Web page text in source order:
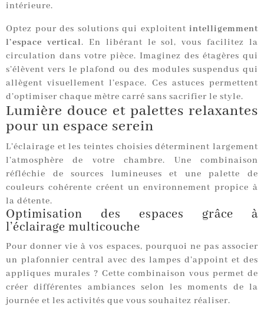
intérieure.
Optez pour des solutions qui exploitent intelligemment
l’espace vertical. En libérant le sol, vous facilitez la
circulation dans votre pièce. Imaginez des étagères qui
s’élèvent vers le plafond ou des modules suspendus qui
allègent visuellement l’espace. Ces astuces permettent
d’optimiser chaque mètre carré sans sacrifier le style.
Lumière douce et palettes relaxantes
pour un espace serein
L’éclairage et les teintes choisies déterminent largement
l’atmosphère de votre chambre. Une combinaison
réfléchie de sources lumineuses et une palette de
couleurs cohérente créent un environnement propice à
la détente.
Optimisation des espaces grâce à
l’éclairage multicouche
Pour donner vie à vos espaces, pourquoi ne pas associer
un plafonnier central avec des lampes d’appoint et des
appliques murales ? Cette combinaison vous permet de
créer différentes ambiances selon les moments de la
journée et les activités que vous souhaitez réaliser.